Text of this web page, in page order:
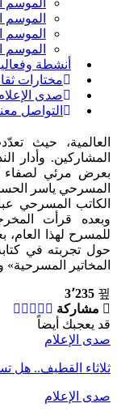
الموسم
الموسم
أنشطة
مختارات
صدى
التواصل
العالمية، حيث
المشاركين. وأدار
بعرض مرئي لصفاء
المسرحي ياسر
الكاتب المسرحي
وبعده قرأت
للمسرح لهذا
حول تجربته في
المخاتير المسرحية»
3٬235
مشاركة
قد يعجبك أيضاً
صدى الإعلام
ثلاثاء القطيف.. هل
صدى الإعلام